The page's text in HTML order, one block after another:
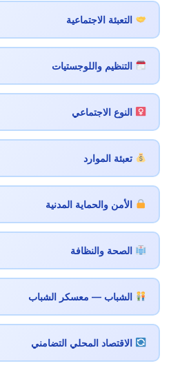
التعبئة الاجتماعية
التنظيم واللوجستيات
النوع الاجتماعي
تعبئة الموارد
الأمن والحماية المدنية
الصحة والنظافة
الشباب — معسكر الشباب
الاقتصاد المحلي التضامني